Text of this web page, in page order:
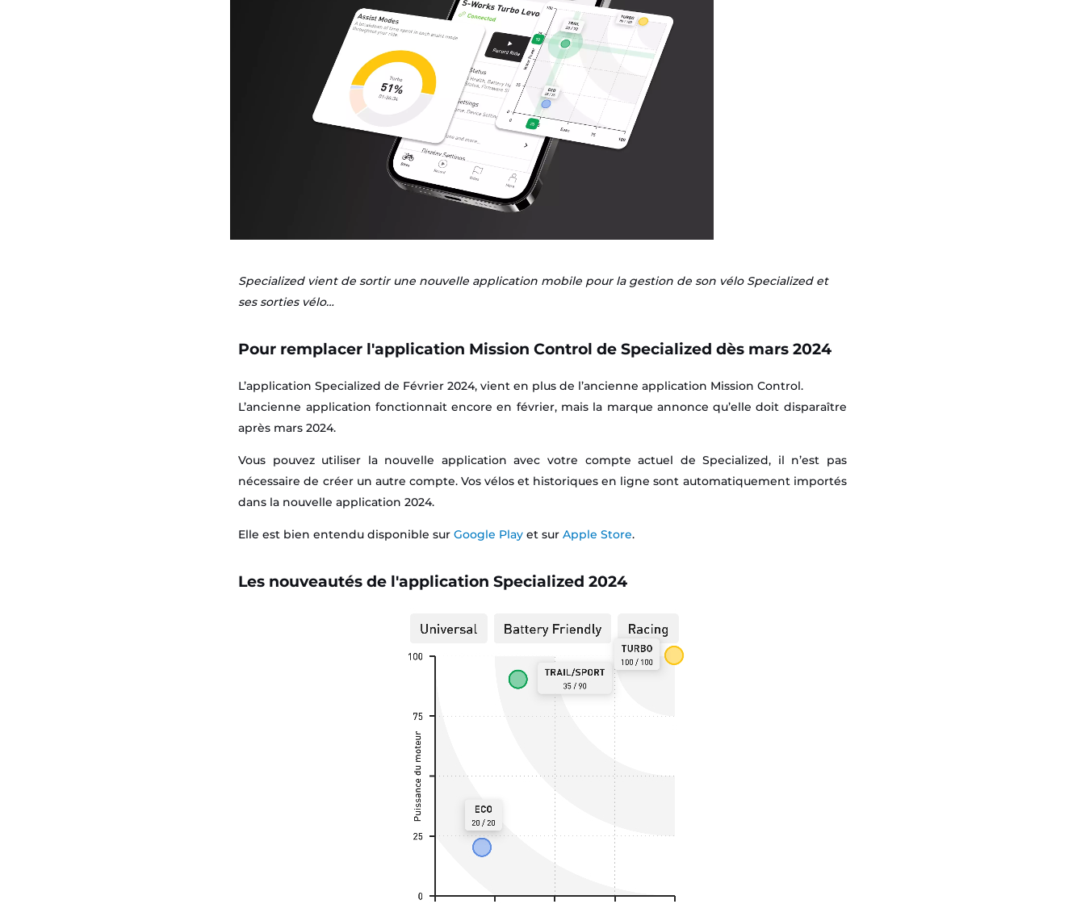
Specialized vient de sortir une nouvelle application mobile pour la gestion de son vélo Specialized et
ses sorties vélo…
Pour remplacer l'application Mission Control de Specialized dès mars 2024
L’application Specialized de Février 2024, vient en plus de l’ancienne application Mission Control.
L’ancienne application fonctionnait encore en février, mais la marque annonce qu’elle doit disparaître
après mars 2024.
Vous pouvez utiliser la nouvelle application avec votre compte actuel de Specialized, il n’est pas
nécessaire de créer un autre compte. Vos vélos et historiques en ligne sont automatiquement importés
dans la nouvelle application 2024.
Elle est bien entendu disponible surGoogle Play et surApple Store.
Les nouveautés de l'application Specialized 2024